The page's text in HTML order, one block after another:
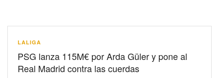
LALIGA
PSG lanza 115M€ por Arda Güler y pone al
Real Madrid contra las cuerdas